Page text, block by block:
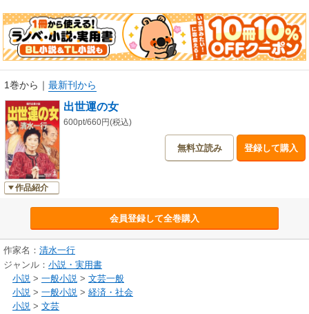
1巻から ｜ 最新刊から
作品紹介
出世運の女
600pt/660円(税込)
無料立読み 登録して購入
会員登録して全巻購入
作家名： 清水一行
ジャンル： 小説・実用書
小説 > 一般小説 > 文芸一般
小説 > 一般小説 > 経済・社会
小説 > 文芸